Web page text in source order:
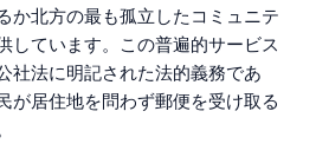
か北方の最も孤立したコミュニテ
しています。この普遍的サービス
社法に明記された法的義務であ
が居住地を問わず郵便を受け取る